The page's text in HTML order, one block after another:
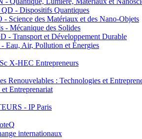
- Dispositifs Quantiques
Science des Matériaux et des Nano-Objets
Mécanique des Solides
- Transport et Développement Durable
Eau, Air, Pollution et Énergies
X-HEC Entrepreneurs
Renouvelables : Technologies et
Entreprenariat
- IP Paris
internationaux